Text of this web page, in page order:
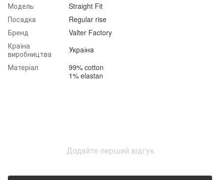
Модель
Straight Fit
Посадка
Regular rise
Бренд
Valter Factory
Країна
виробництва
Україна
Матеріал
99% cotton
1% elastan
Додайте перший відгук